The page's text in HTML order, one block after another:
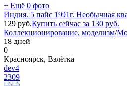
+ Ещё 0 фото
Индия. 5 пайс 1991г. Необычная
129 руб.Купить сейчас за 130 руб.
Коллекционирование, моделизм/
18 дней
0
Красноярск, Взлётка
dev4
2309